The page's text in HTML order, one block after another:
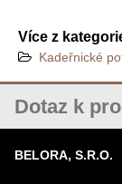
Více z
Kadeřnické
Dotaz k
JMÉNO
BELORA, S.R.O.